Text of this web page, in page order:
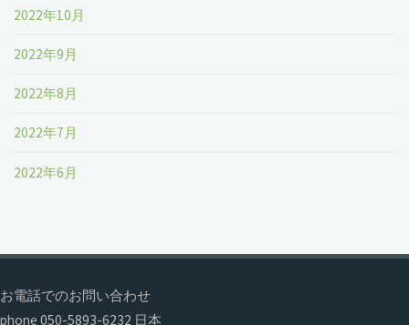
2022年10月
2022年9月
2022年8月
2022年7月
2022年6月
お電話でのお問い合わせ
phone 050-5893-6232 日本